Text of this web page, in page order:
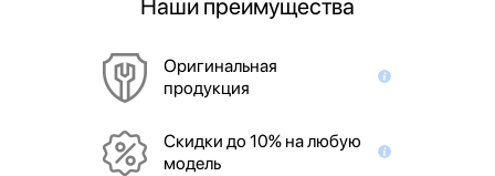
Наши преимущества
Оригинальная
продукция
Скидки до 10% на любую
модель